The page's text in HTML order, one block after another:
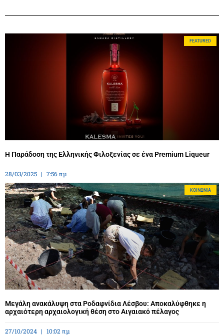
FEATURED
Η Παράδοση της Ελληνικής Φιλοξενίας σε ένα Premium Liqueur
28/03/2025 7:56 πμ
ΚΟΙΝΩΝΊΑ
Μεγάλη ανακάλυψη στα Ροδαφνίδια Λέσβου: Αποκαλύφθηκε η
αρχαιότερη αρχαιολογική θέση στο Αιγαιακό πέλαγος
27/10/2024 10:02 πμ